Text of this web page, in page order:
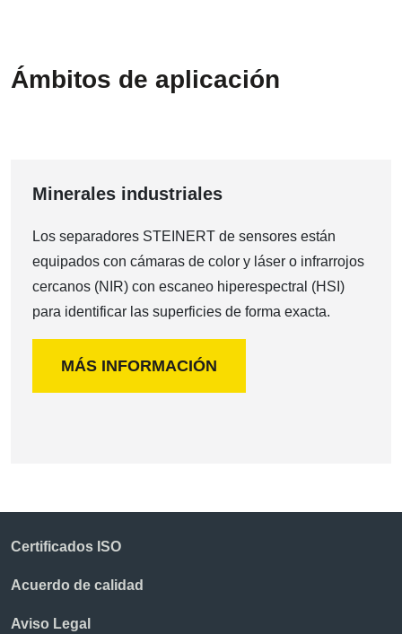
Ámbitos de aplicación
Minerales industriales
Los separadores STEINERT de sensores están
equipados con cámaras de color y láser o infrarrojos
cercanos (NIR) con escaneo hiperespectral (HSI)
para identificar las superficies de forma exacta.
MÁS INFORMACIÓN
Certificados ISO
Acuerdo de calidad
Aviso Legal